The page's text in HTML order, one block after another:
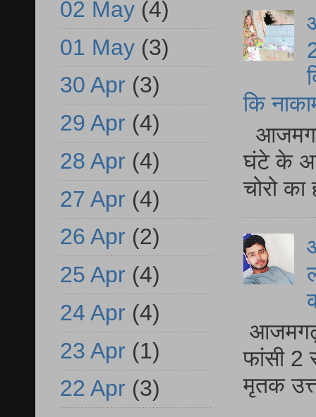
कि
घंटे के
चोरो
आजमगढ़
फांसी 2
मृतक
02 May (4)
01 May (3)
30 Apr (3)
29 Apr (4)
28 Apr (4)
27 Apr (4)
26 Apr (2)
25 Apr (4)
24 Apr (4)
23 Apr (1)
22 Apr (3)